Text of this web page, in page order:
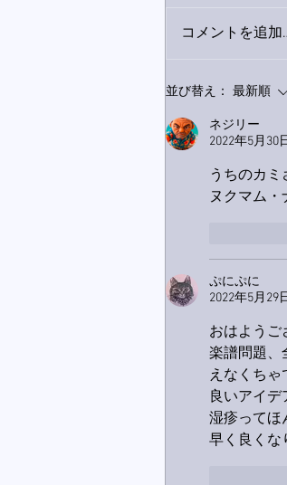
コメントを追加
並び替え： 最新順
ネジリー
2022年5月30
うちのカミ
ヌクマム・
ぷにぷに
2022年5月29
おはようご
楽譜問題、
えなくちゃ
良いアイ
湿疹ってほ
早く良くな